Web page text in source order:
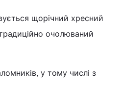
щорічний хресний
очолюваний
у тому числі з